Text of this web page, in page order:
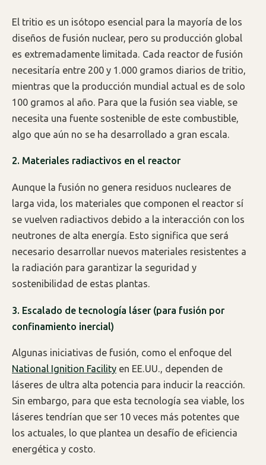
El tritio es un isótopo esencial para la mayoría de los
diseños de fusión nuclear, pero su producción global
es extremadamente limitada. Cada reactor de fusión
necesitaría entre 200 y 1.000 gramos diarios de tritio,
mientras que la producción mundial actual es de solo
100 gramos al año. Para que la fusión sea viable, se
necesita una fuente sostenible de este combustible,
algo que aún no se ha desarrollado a gran escala.
2. Materiales radiactivos en el reactor
Aunque la fusión no genera residuos nucleares de
larga vida, los materiales que componen el reactor sí
se vuelven radiactivos debido a la interacción con los
neutrones de alta energía. Esto significa que será
necesario desarrollar nuevos materiales resistentes a
la radiación para garantizar la seguridad y
sostenibilidad de estas plantas.
3. Escalado de tecnología láser (para fusión por
confinamiento inercial)
Algunas iniciativas de fusión, como el enfoque del
National Ignition Facility en EE.UU., dependen de
láseres de ultra alta potencia para inducir la reacción.
Sin embargo, para que esta tecnología sea viable, los
láseres tendrían que ser 10 veces más potentes que
los actuales, lo que plantea un desafío de eficiencia
energética y costo.